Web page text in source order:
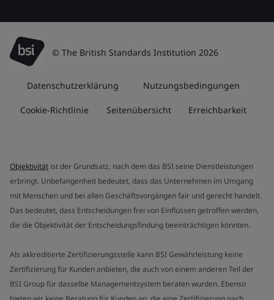
© The British Standards Institution 2026
Datenschutzerklärung Nutzungsbedingungen
Cookie-Richtlinie Seitenübersicht Erreichbarkeit
Objektivität ist der Grundsatz, nach dem das BSI seine Dienstleistungen
erbringt. Unbefangenheit bedeutet, dass das Unternehmen im Umgang
mit Menschen und bei allen Geschäftsvorgängen fair und gerecht handelt.
Das bedeutet, dass Entscheidungen frei von Einflüssen getroffen werden,
die die Objektivität der Entscheidungsfindung beeinträchtigen könnten.
Als akkreditierte Zertifizierungsstelle kann BSI Gewährleistung keine
Zertifizierung für Kunden anbieten, die auch von einem anderen Teil der
BSI Group für dasselbe Managementsystem beraten wurden. Ebenso